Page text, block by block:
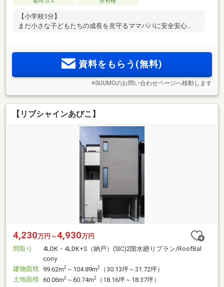
【小学校1分】
まだ小さな子どもたちの成長を見守るママパパに安全安心
資料をもらう(無料)
※SUUMOのお問い合わせページへ移動します
【リブシャインあびこ】
4,230万円～4,930万円
間取り
4LDK・4LDK+S（納戸）(SIC)2階水廻りプラン/RoofBal
cony
建物面積 99.62m2 ～104.89m2
（30.13坪～31.72坪）
土地面積 60.06m2 ～60.74m2
（18.16坪～18.37坪）